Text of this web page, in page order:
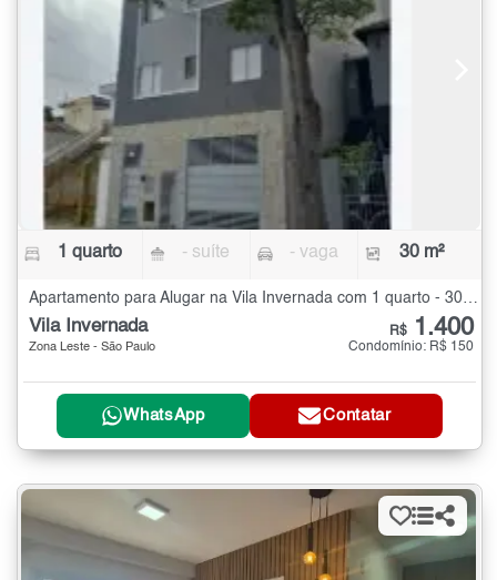
1 quarto - suíte - vaga 30 m²
Vila Invernada
Zona Leste - São Paulo
R$ 1.400
Condomínio: R$ 150
WhatsApp Contatar